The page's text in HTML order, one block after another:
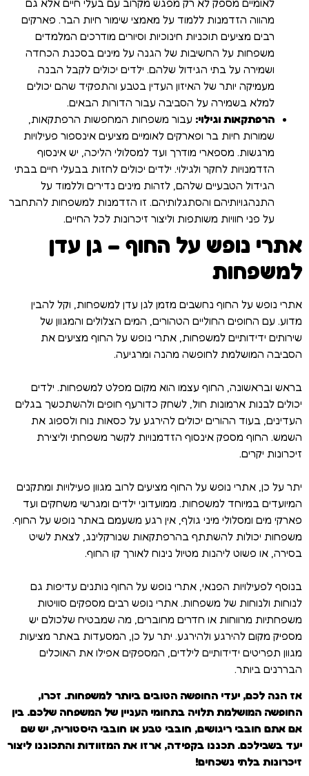
מהווה הזדמנות ללמוד על מאמצי שימור חיות הבר. פארקים
רבים מציעים תוכניות חינוכיות וסיורים מודרכים המלמדים
משפחות על החשיבות של הגנה על מינים בסכנת הכחדה
ושמירה על בתי הגידול שלהם. ילדים יכולים לקבל הבנה
מעמיקה יותר של האיזון העדין בטבע והתפקיד שהם יכולים
למלא בשמירה על הסביבה עבור הדורות הבאים.
הרפתקאות וגילוי: עבור משפחות המחפשות הרפתקאות,
שמורות חיות בר ופארקים לאומיים מציעים אינספור פעילויות
מרגשות. מספארי מודרך ועד למסלולי הליכה, יש אינסוף
הזדמנויות לחקר ולגילוי. ילדים יכולים לחזות בבעלי חיים בבתי
הגידול הטבעיים שלהם, לזהות מינים נדירים וללמוד על
התנהגויותיהם והסתגלותיהם. זו הזדמנות למשפחות להתחבר
על פני חוויות משותפות וליצור זיכרונות לכל החיים.
אתרי נופש על החוף – גן עדן
למשפחות
אתרי נופש על החוף נחשבים מזמן לגן עדן למשפחות, וקל להבין
מדוע. עם החופים החוליים הטהורים, המים הצלולים והמגוון של
שירותים ידידותיים למשפחות, אתרי נופש על החוף מציעים את
הסביבה המושלמת לחופשה מהנה ומרגיעה.
בראש ובראשונה, החוף עצמו הוא מקום מפלט למשפחות. ילדים
יכולים לבנות ארמונות חול, לשחק כדורעף חופים ולהשתכשך בגלים
העדינים, בעוד ההורים יכולים להירגע על כסאות נוח ולספוג את
השמש. החוף מספק אינסוף הזדמנויות לקשר משפחתי וליצירת
זיכרונות יקרים.
יתר על כן, אתרי נופש על החוף מציעים לרוב מגוון פעילויות ומתקנים
המיועדים במיוחד למשפחות. ממועדוני ילדים ומגרשי משחקים ועד
פארקי מים ומסלולי מיני גולף, אין רגע משעמם באתר נופש על החוף.
משפחות יכולות להשתתף בהרפתקאות שנורקלינג, לצאת לשיט
בסירה, או פשוט ליהנות מטיול נינוח לאורך קו החוף.
בנוסף לפעילויות הפנאי, אתרי נופש על החוף נותנים עדיפות גם
לנוחות ולנוחות של משפחות. אתרי נופש רבים מספקים סוויטות
משפחתיות מרווחות או חדרים מחוברים, מה שמבטיח שלכולם יש
מספיק מקום להירגע ולהירגע. יתר על כן, המסעדות באתר מציעות
מגוון תפריטים ידידותיים לילדים, המספקים אפילו את האוכלים
הבררנים ביותר.
אז הנה לכם, יעדי החופשה הטובים ביותר למשפחות. זכרו,
החופשה המושלמת תלויה בתחומי העניין של המשפחה שלכם. בין
אם אתם חובבי ריגושים, חובבי טבע או חובבי היסטוריה, יש שם
יעד בשבילכם. תכננו בקפידה, ארזו את המזוודות והתכוננו ליצור
זיכרונות בלתי נשכחים!